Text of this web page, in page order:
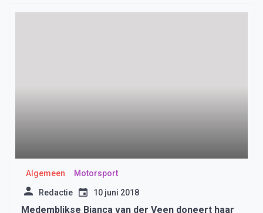
Algemeen Motorsport
Redactie 10 juni 2018
Medemblikse Bianca van der Veen doneert haar